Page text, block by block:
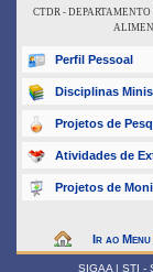
CTDR -
Perfil Pessoal
Disciplinas
Projetos de
Atividades de
Projetos de
Ir ao Menu
SIGAA | STI -